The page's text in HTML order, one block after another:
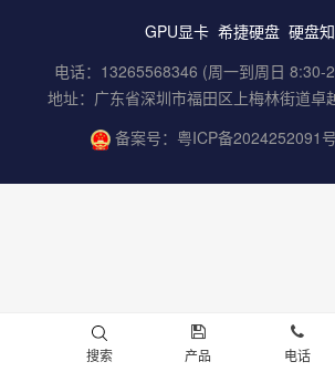
GPU显卡 希捷硬盘 硬盘
电话：13265568346 (周一到周日 8:30-
地址：广东省深圳市福田区上梅林街道卓
备案号： 粤ICP备2024252091号
搜索 产品 电话